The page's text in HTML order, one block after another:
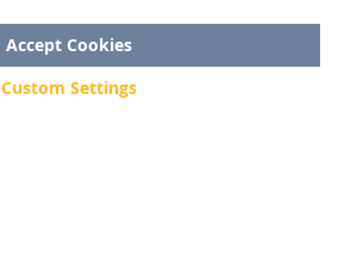
Accept Cookies
Custom Settings